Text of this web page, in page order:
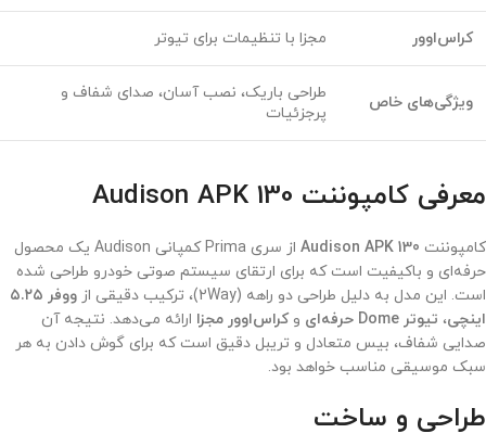
کراس‌اوور مجزا با تنظیمات برای تیوتر
ویژگی‌های خاص
طراحی باریک، نصب آسان، صدای شفاف و
پرجزئیات
معرفی کامپوننت Audison APK 130
کامپوننت Audison APK 130
از سری Prima کمپانی Audison یک محصول
حرفه‌ای و باکیفیت است که برای ارتقای سیستم صوتی خودرو طراحی شده
است. این مدل به دلیل طراحی دو راهه (2Way)، ترکیب دقیقی از
ووفر ۵.۲۵
اینچی، تیوتر Dome حرفه‌ای وکراس‌اوور مجزا ارائه می‌دهد. نتیجه آن
صدایی شفاف، بیس متعادل و تریبل دقیق است که برای گوش دادن به هر
سبک موسیقی مناسب خواهد بود.
طراحی و ساخت